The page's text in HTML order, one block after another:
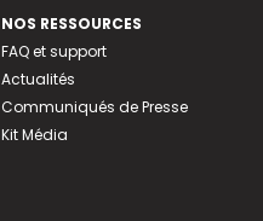
NOS RESSOURCES
FAQ et support
Actualités
Communiqués de Presse
Kit Média